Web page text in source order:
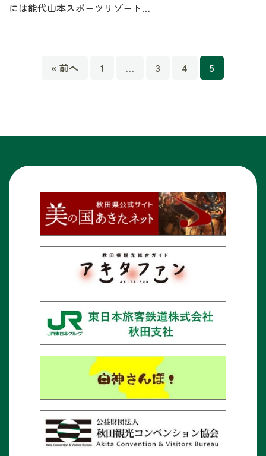
には能代山本スポーツリゾート…
« 前へ 1 … 3 4 5